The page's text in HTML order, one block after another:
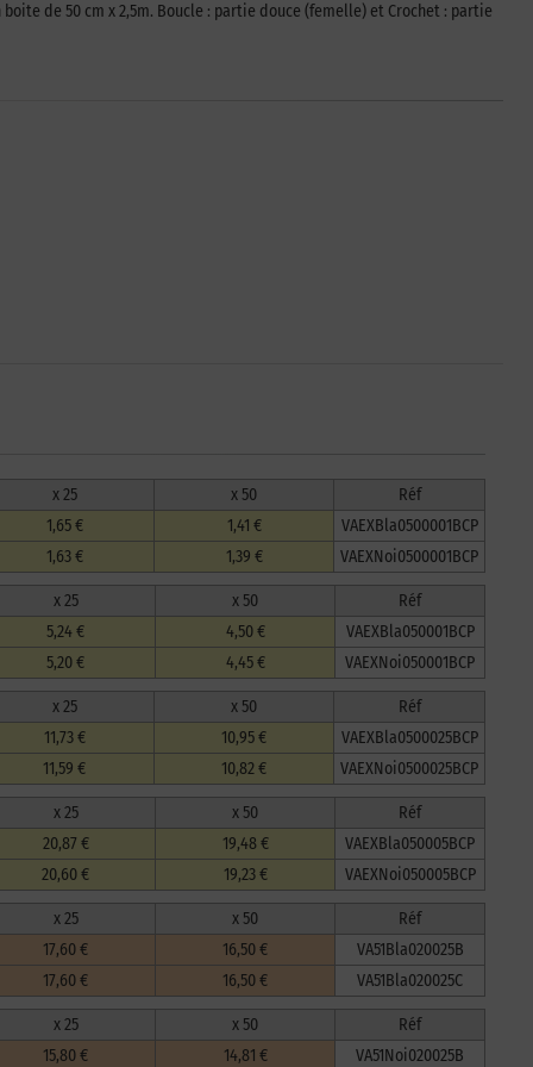
de 50 cm x 2,5m. Boucle : partie douce (femelle) et Crochet : partie
x 25 x 50
Réf
1,65 € 1,41 €
VAEXBla0500001BCP
1,63 € 1,39 € VAEXNoi0500001BCP
x 25 x 50
Réf
5,24 € 4,50 €
VAEXBla050001BCP
5,20 € 4,45 € VAEXNoi050001BCP
x 25 x 50
Réf
11,73 € 10,95 €
VAEXBla0500025BCP
11,59 € 10,82 € VAEXNoi0500025BCP
x 25 x 50
Réf
20,87 € 19,48 €
VAEXBla050005BCP
20,60 € 19,23 € VAEXNoi050005BCP
x 25 x 50
Réf
17,60 € 16,50 €
VA51Bla020025B
17,60 € 16,50 € VA51Bla020025C
x 25 x 50
Réf
15,80 € 14,81 €
VA51Noi020025B